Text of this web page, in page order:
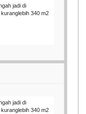
jadi di
340 m2
jadi di
340 m2